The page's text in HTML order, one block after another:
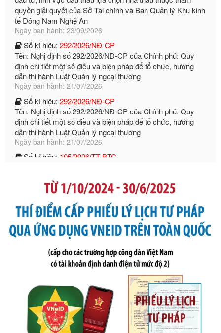
Số kí hiệu:292/2026/NĐ-CP
Tên: Nghị định số 292/2026/NĐ-CP của Chính phủ: Quy
định chi tiết một số điều và biện pháp để tổ chức, hướng
dẫn thi hành Luật Quản lý ngoại thương
Ngày ban hành: 21/07/2026
Số kí hiệu:292/2026/NĐ-CP
Tên: Nghị định số 292/2026/NĐ-CP của Chính phủ: Quy
định chi tiết một số điều và biện pháp để tổ chức, hướng
dẫn thi hành Luật Quản lý ngoại thương
Ngày ban hành: 21/07/2026
Số kí hiệu:105/2026/TT-BTC
Tên: Thông tư số 105/2026/TT-BTC của Bộ Tài chính: Bãi
bỏ Thông tư số 87/2019/TT- BТC ngày 19 tháng 12 năm
2019 của Bộ trưởng Bộ Tài chính hướng dẫn thực hiện xử
Số kí hiệu: 291/2026/NĐ-CP
Tên: Nghị định số 291/2026/NĐ-CP của Chính phủ: Sửa
đổi, bổ sung một số điều của Nghị định số 125/2020/NĐ-СР
ngày 19 tháng 10 năm 2020 của Chính phủ quy định xử
phạt vi phạm hành chính về thuế, hóa đơn được sửa đổi, bổ
sung bởi Nghị định số 102/2021/NĐ-CP
Ngày ban hành: 20/07/2026
Số kí hiệu:2303/QĐ-UBND
Tên: Quyết định công bố Danh mục thủ tục hành chính mới
ban hành, được sửa đổi, bổ sung, bị bãi bỏ và phê duyệt
Quy trình nội bộ, quy trình điện tử giải quyết thủ tục hành
chính trong một số lĩnh vực thuộc phạm vi chức năng quản
lý của Sở Văn hóa, Thể tha
Ngày ban hành: 01/06/2026